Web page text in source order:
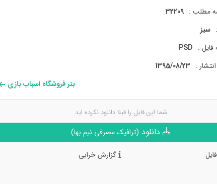
مطلب : 32209
سبز
:
PSD
:
1395/08/23
بنر فروشگاه اسباب بازی
شما این فایل را قبلا دانلود نکرده اید
(ترافیک مصرفی نیم بها)
گزارش خرابی